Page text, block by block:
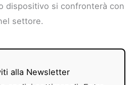
dispositivo si confronterà con
settore.
alla Newsletter